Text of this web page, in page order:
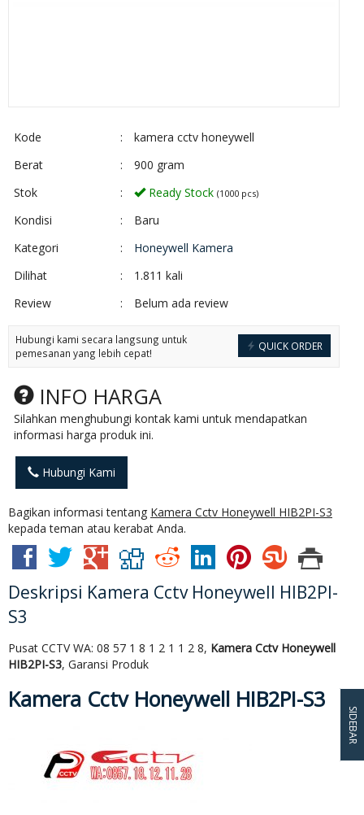
Kode :
kamera cctv honeywell
Berat
:
900 gram
Stok
: Ready Stock (1000 pcs)
Kondisi :
Baru
Kategori
:
Honeywell Kamera
Dilihat
:
1.811 kali
Review
: Belum ada review
QUICK ORDER
Hubungi kami secara langsung untuk
pemesanan yang lebih cepat!
INFO HARGA
Silahkan menghubungi kontak kami untuk mendapatkan
informasi harga produk ini.
Hubungi Kami
Bagikan informasi tentang Kamera Cctv Honeywell HIB2PI-S3
kepada teman atau kerabat Anda.
Deskripsi Kamera Cctv Honeywell HIB2PI-
S3
Pusat CCTV WA: 08 57 1 8 1 2 1 1 2 8, Kamera Cctv Honeywell
HIB2PI-S3, Garansi Produk
Kamera Cctv Honeywell HIB2PI-S3
SIDEBAR